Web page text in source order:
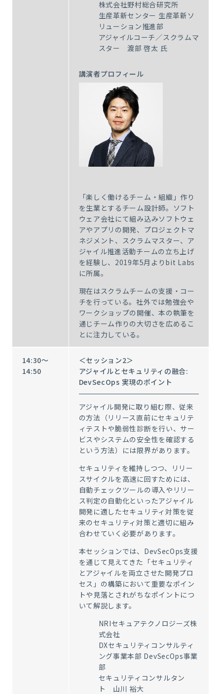
株式会社野村総合研究所
生産革新センター 生産革新ソ
リューション推進部
アジャイルコーチ／スクラムマ
スター 渡部 啓太 氏
講演者プロフィール
「楽しく働けるチーム・組織」作り
を生業とするチーム設計師。ソフト
ウェア会社にて組み込みソフトウェ
アやアプリの開発、プロジェクトマ
ネジメント、スクラムマスター、ア
ジャイル推進活動チームの立ち上げ
を経験し、2019年5月よりbit Labs
に所属。
現在はスクラムチームの支援・コー
チを行っている。社外では勉強会や
ワークショップの開催、本の執筆を
通じチーム作りの大切さを広めるこ
とに注力している。
14:30～
14:50
＜セッション2＞
アジャイルとセキュリティの融合:
DevSecOps 実現のポイント
アジャイル開発に取り組む際、従来
の方法（リリース直前にセキュリテ
ィテストや脆弱性診断を行い、サー
ビスやシステムの安全性を確認する
という方法）には限界があります。
セキュリティを維持しつつ、リリー
スサイクルを高速に回すためには、
自動チェックツールの導入やリリー
ス判定の自動化といったアジャイル
開発に適したセキュリティ対策を従
来のセキュリティ対策と適切に組み
合わせていく必要があります。
本セッションでは、DevSecOps支援
を通じて見えてきた「セキュリティ
とアジャイルを両立させた開発プロ
セス」の構築において重要なポイン
トや見落とされがちなポイントにつ
いて解説します。
NRIセキュアテクノロジーズ株
式会社
DXセキュリティコンサルティ
ング事業本部 DevSecOps事業
部
セキュリティコンサルタン
ト 山川 裕大